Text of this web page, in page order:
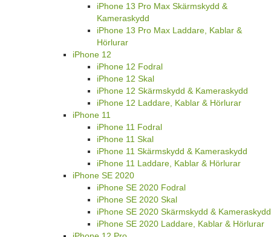
iPhone 13 Pro Max Skärmskydd &
Kameraskydd
iPhone 13 Pro Max Laddare, Kablar &
Hörlurar
iPhone 12
iPhone 12 Fodral
iPhone 12 Skal
iPhone 12 Skärmskydd & Kameraskydd
iPhone 12 Laddare, Kablar & Hörlurar
iPhone 11
iPhone 11 Fodral
iPhone 11 Skal
iPhone 11 Skärmskydd & Kameraskydd
iPhone 11 Laddare, Kablar & Hörlurar
iPhone SE 2020
iPhone SE 2020 Fodral
iPhone SE 2020 Skal
iPhone SE 2020 Skärmskydd & Kameraskydd
iPhone SE 2020 Laddare, Kablar & Hörlurar